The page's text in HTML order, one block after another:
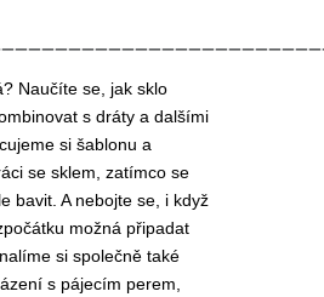
Naučíte se, jak sklo
s dráty a dalšími
si šablonu a
se sklem, zatímco se
bavit. A nebojte se, i když
možná připadat
si společně také
s pájecím perem,